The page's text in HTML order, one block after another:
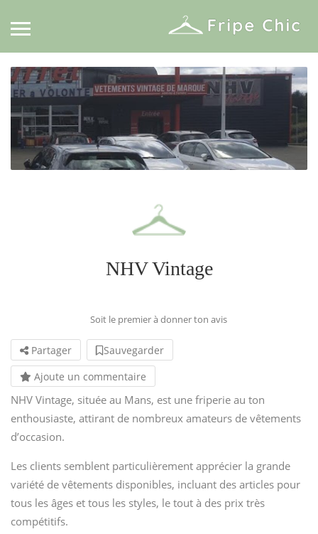
NHV Vintage
Soit le premier à donner ton avis
Partager
Sauvegarder
Ajoute un commentaire
NHV Vintage, située au Mans, est une friperie au ton
enthousiaste, attirant de nombreux amateurs de vêtements
d’occasion.
Les clients semblent particulièrement apprécier la grande
variété de vêtements disponibles, incluant des articles pour
tous les âges et tous les styles, le tout à des prix très
compétitifs.